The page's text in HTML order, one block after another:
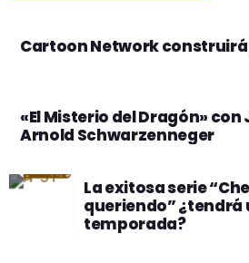
Cartoon Network
«El Misterio del Dragón» con
Arnold Schwarzenneger
La exitosa serie
queriendo” ¿tendrá
temporada?